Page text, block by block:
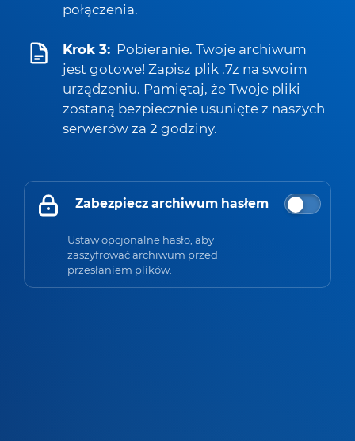
połączenia.
Krok 3: Pobieranie. Twoje archiwum
jest gotowe! Zapisz plik .7z na swoim
urządzeniu. Pamiętaj, że Twoje pliki
zostaną bezpiecznie usunięte z naszych
serwerów za 2 godziny.
Zabezpiecz archiwum hasłem
Ustaw opcjonalne hasło, aby
zaszyfrować archiwum przed
przesłaniem plików.